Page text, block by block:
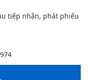
tiếp nhận, phát phiếu